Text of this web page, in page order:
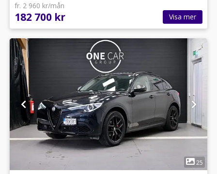
fr. 2 960 kr/mån
182 700 kr Visa mer
25